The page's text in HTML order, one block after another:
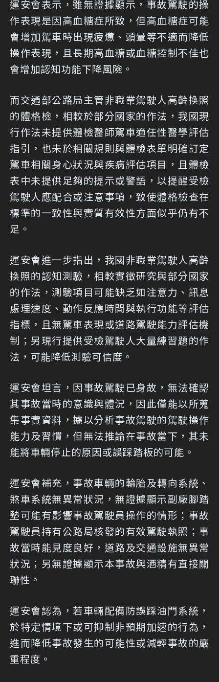
運安會表示，雖無證據顯示，事故駕駛的操
作表現是因高血糖症所致，但高血糖症可能
會增加駕車時出現疲憊、頭暈等不適而降低
操作表現，且長期高血糖或血糖控制不佳也
會增加認知功能下降風險。
而交通部公路局主管非職業駕駛人高齡換照
的體格檢，相較於部分國家的作法，我國現
行作法未提供體檢醫師駕車適任性醫學評估
指引，也未於相關規則與體檢表單明確訂定
駕車相關身心狀況與疾病評估項目，且體檢
表中未提供足夠的提示或警語，以提醒受檢
駕駛人應配合或注意事項，致使體格檢查在
標準的一致性與實質有效性方面似乎仍有不
足。
運安會進一步指出，我國非職業駕駛人高齡
換照的認知測驗，相較實徵研究與部分國家
的作法，測驗項目可能缺乏如注意力、訊息
處理速度、動作反應時間與執行功能等評估
指標，且無駕車表現或道路駕駛能力評估機
制；另現行提供受檢駕駛人大量練習題的作
法，可能降低測驗可信度。
運安會坦言，因事故駕駛已身故，無法確認
其事故當時的意識與體況，因此僅能以所蒐
集事實資料，據以分析事故駕駛的駕駛操作
能力及習慣，但無法推論在事故當下，其未
能將車輛停止的原因或誤踩踏板的可能。
運安會補充，事故車輛的輪胎及轉向系統、
煞車系統無異常狀況，無證據顯示副廠腳踏
墊可能有影響事故駕駛員操作的情形；事故
駕駛員持有公路局核發的有效駕駛執照；事
故當時能見度良好，道路及交通設施無異常
狀況；另無證據顯示本事故與酒精有直接關
聯性。
運安會認為，若車輛配備防誤踩油門系統，
於特定情境下或可抑制非預期加速的行為，
進而降低事故發生的可能性或減輕事故的嚴
重程度。